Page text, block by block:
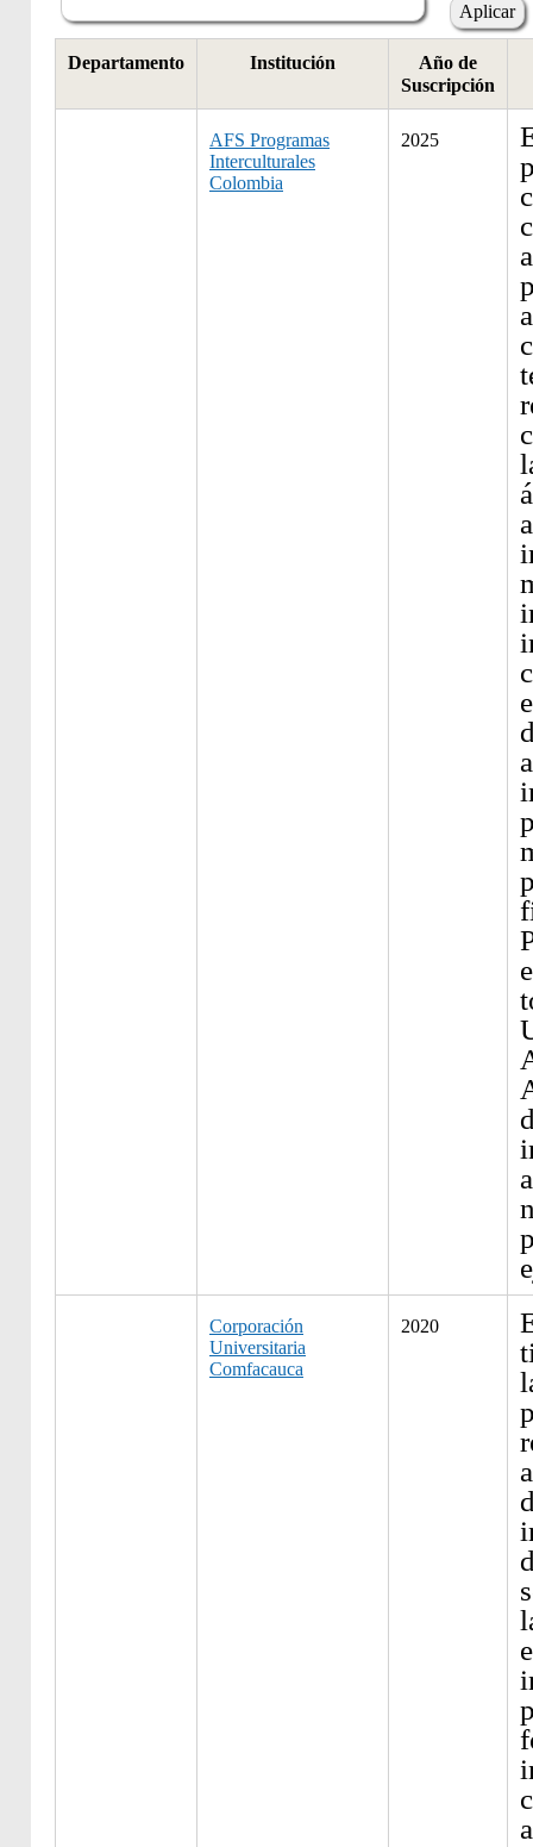
Departamento Institución
Año de
Suscripción
AFS Programas
Interculturales
Colombia
2025
Corporación
Universitaria
Comfacauca
2020